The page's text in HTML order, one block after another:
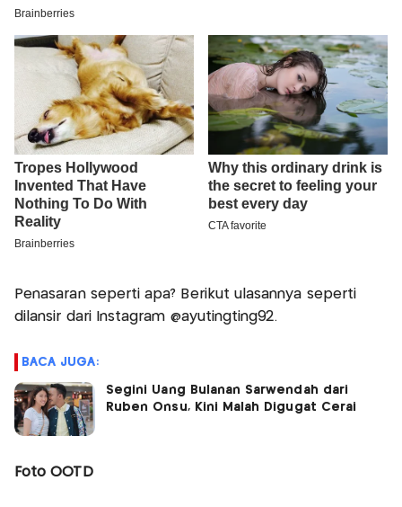
Penasaran seperti apa? Berikut ulasannya seperti
dilansir dari Instagram @ayutingting92.
BACA JUGA:
Segini Uang Bulanan Sarwendah dari
Ruben Onsu, Kini Malah Digugat Cerai
Foto OOTD